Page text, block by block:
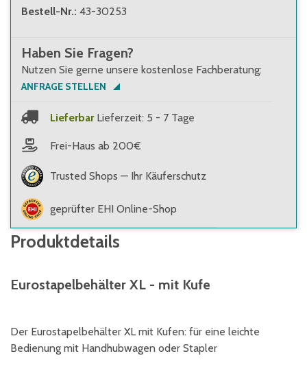
Bestell-Nr.: 43-30253
Haben Sie Fragen?
Nutzen Sie gerne unsere kostenlose Fachberatung:
ANFRAGE STELLEN
Lieferbar Lieferzeit: 5 - 7 Tage
Frei-Haus ab 200€
Trusted Shops — Ihr Käuferschutz
geprüfter EHI Online-Shop
Produktdetails
Eurostapelbehälter XL - mit Kufe
Der Eurostapelbehälter XL mit Kufen: für eine leichte
Bedienung mit Handhubwagen oder Stapler